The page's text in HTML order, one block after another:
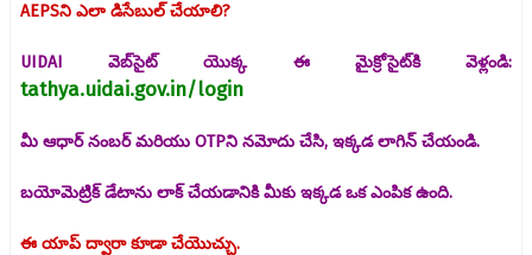
AEPSని ఎలా డిసేబుల్ చేయాలి?
UIDAI వెబ్‌సైట్ యొక్క ఈ మైక్రోసైట్‌కి వెళ్లండి:
tathya.uidai.gov.in/login
మీ ఆధార్ నంబర్ మరియు OTPని నమోదు చేసి, ఇక్కడ లాగిన్ చేయండి.
బయోమెట్రిక్ డేటాను లాక్ చేయడానికి మీకు ఇక్కడ ఒక ఎంపిక ఉంది.
ఈ యాప్‌ ద్వారా కూడా చేయొచ్చు.